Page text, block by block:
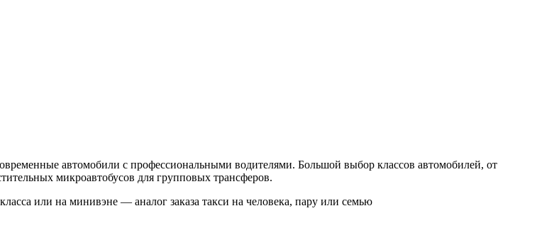
автомобили с профессиональными водителями. Большой выбор классов автомобилей, от
микроавтобусов для групповых трансферов.
или на минивэне — аналог заказа такси на человека, пару или семью